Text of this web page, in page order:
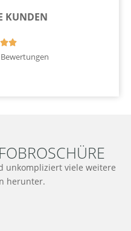
KUNDEN

unkompliziert viele weitere
herunter.